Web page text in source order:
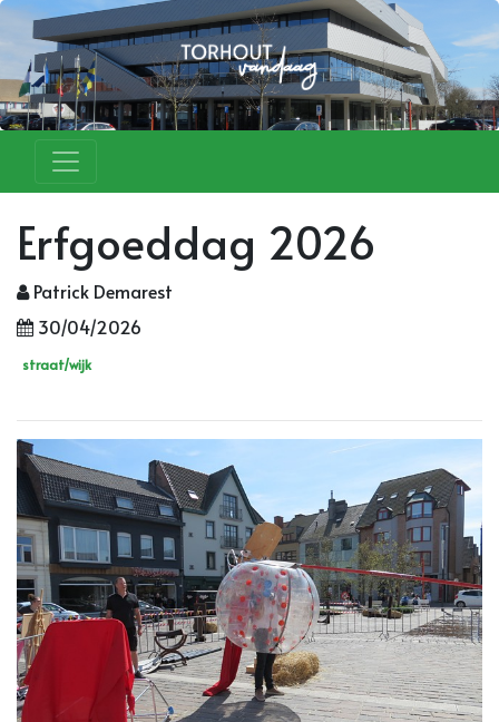
Erfgoeddag 2026
Patrick Demarest
30/04/2026
straat/wijk